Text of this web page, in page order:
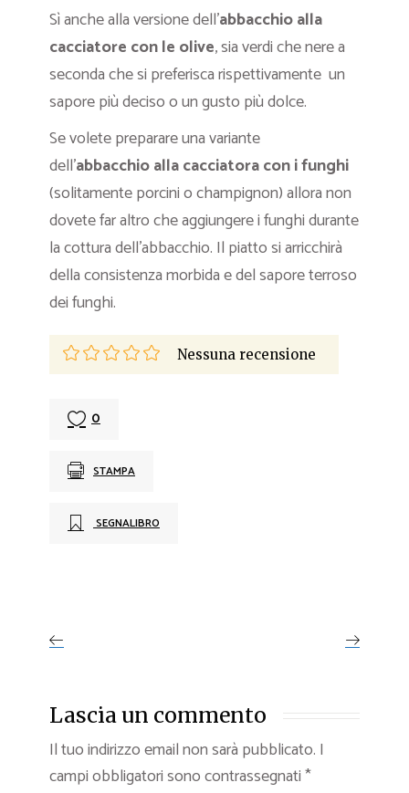
Sì anche alla versione dell’abbacchio alla
cacciatore con le olive, sia verdi che nere a
seconda che si preferisca rispettivamente un
sapore più deciso o un gusto più dolce.
Se volete preparare una variante
dell’abbacchio alla cacciatora con i funghi
(solitamente porcini o champignon) allora non
dovete far altro che aggiungere i funghi durante
la cottura dell’abbacchio. Il piatto si arricchirà
della consistenza morbida e del sapore terroso
dei funghi.
Nessuna recensione
0
STAMPA
SEGNALIBRO
Lascia un commento
Il tuo indirizzo email non sarà pubblicato. I
campi obbligatori sono contrassegnati*